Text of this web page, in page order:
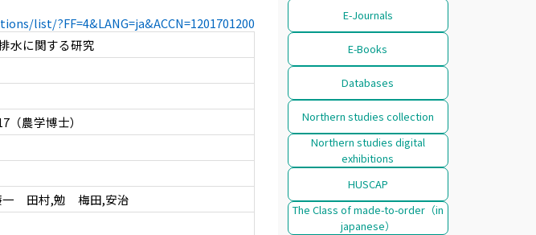
list/?FF=4&LANG=ja&ACCN=1201701200
水に関する研究
（農学博士）
一 田村,勉 梅田,安治
E-Journals
E-Books
Databases
Northern studies collection
Northern studies digital
exhibitions
HUSCAP
The Class of made-to-order（in
japanese）